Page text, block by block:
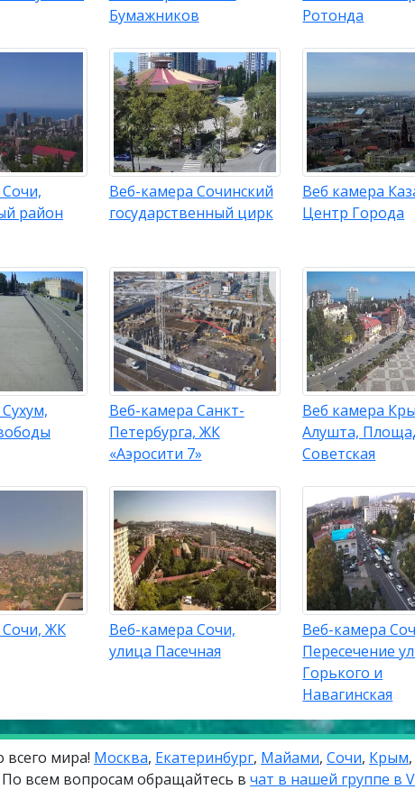
Бумажников
Ротонда
район
Веб-камера Сочинский
государственный цирк
Веб камера
Центр Города
Веб-камера Санкт-
Петербурга, ЖК
«Аэросити 7»
Веб камера
Алушта,
Советская
ЖК
Веб-камера Сочи,
улица Пасечная
Веб-камера
Пересечение
Горького и
Навагинская
всего мира! Москва, Екатеринбург, Майами, Сочи, Крым,
По всем вопросам обращайтесь в чат в нашей группе в